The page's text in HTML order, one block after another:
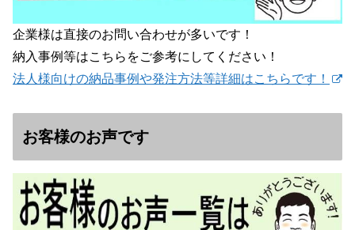
企業様は直接のお問い合わせが多いです！
納入事例等はこちらをご参考にしてください！
法人様向けの納品事例や発注方法等詳細はこちらです！
お客様のお声です